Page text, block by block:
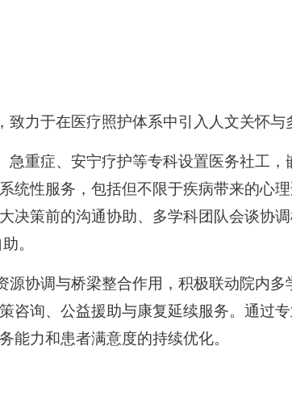
力于在医疗照护体系中引入人文关怀与
急重症、安宁疗护等专科设置医务社工
统性服务，包括但不限于疾病带来的心
决策前的沟通协助、多学科团队会谈协
。
源协调与桥梁整合作用，积极联动院内
咨询、公益援助与康复延续服务。通过
能力和患者满意度的持续优化。